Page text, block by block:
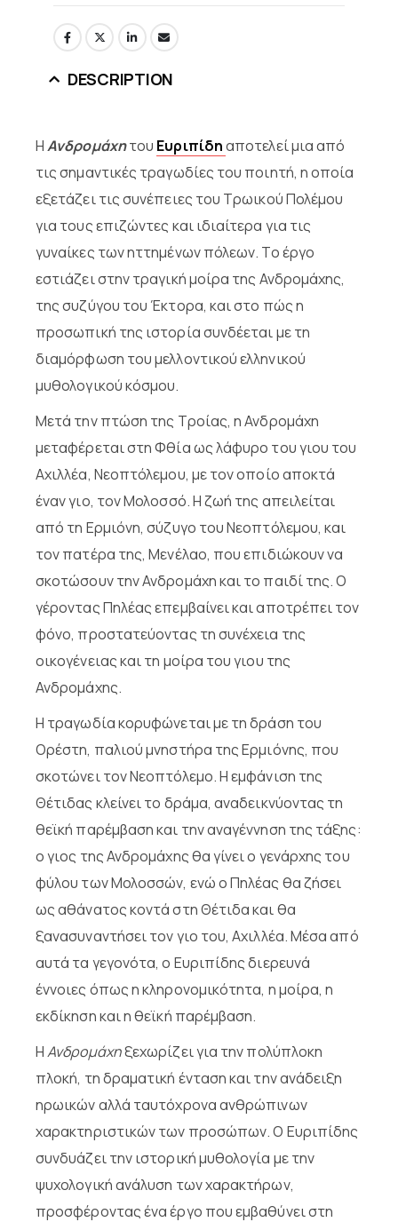
DESCRIPTION
ΗΑνδρομάχητου Ευριπίδηαποτελεί μια από
τις σημαντικές τραγωδίες του ποιητή, η οποία
εξετάζει τις συνέπειες του Τρωικού Πολέμου
για τους επιζώντες και ιδιαίτερα για τις
γυναίκες των ηττημένων πόλεων. Το έργο
εστιάζει στην τραγική μοίρα της Ανδρομάχης,
της συζύγου του Έκτορα, και στο πώς η
προσωπική της ιστορία συνδέεται με τη
διαμόρφωση του μελλοντικού ελληνικού
μυθολογικού κόσμου.
Μετά την πτώση της Τροίας, η Ανδρομάχη
μεταφέρεται στη Φθία ως λάφυρο του γιου του
Αχιλλέα, Νεοπτόλεμου, με τον οποίο αποκτά
έναν γιο, τον Μολοσσό. Η ζωή της απειλείται
από τη Ερμιόνη, σύζυγο του Νεοπτόλεμου, και
τον πατέρα της, Μενέλαο, που επιδιώκουν να
σκοτώσουν την Ανδρομάχη και το παιδί της. Ο
γέροντας Πηλέας επεμβαίνει και αποτρέπει τον
φόνο, προστατεύοντας τη συνέχεια της
οικογένειας και τη μοίρα του γιου της
Ανδρομάχης.
Η τραγωδία κορυφώνεται με τη δράση του
Ορέστη, παλιού μνηστήρα της Ερμιόνης, που
σκοτώνει τον Νεοπτόλεμο. Η εμφάνιση της
Θέτιδας κλείνει το δράμα, αναδεικνύοντας τη
θεϊκή παρέμβαση και την αναγέννηση της τάξης:
ο γιος της Ανδρομάχης θα γίνει ο γενάρχης του
φύλου των Μολοσσών, ενώ ο Πηλέας θα ζήσει
ως αθάνατος κοντά στη Θέτιδα και θα
ξανασυναντήσει τον γιο του, Αχιλλέα. Μέσα από
αυτά τα γεγονότα, ο Ευριπίδης διερευνά
έννοιες όπως η κληρονομικότητα, η μοίρα, η
εκδίκηση και η θεϊκή παρέμβαση.
ΗΑνδρομάχηξεχωρίζει για την πολύπλοκη
πλοκή, τη δραματική ένταση και την ανάδειξη
ηρωικών αλλά ταυτόχρονα ανθρώπινων
χαρακτηριστικών των προσώπων. Ο Ευριπίδης
συνδυάζει την ιστορική μυθολογία με την
ψυχολογική ανάλυση των χαρακτήρων,
προσφέροντας ένα έργο που εμβαθύνει στη